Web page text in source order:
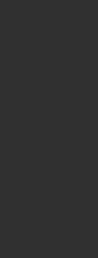
Ihrer
können
geltend
Vorliegen
Recht:
ob Sie
von uns
so haben
die in Art
über die
der